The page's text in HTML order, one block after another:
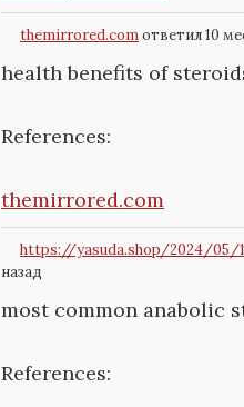
themirrored.comответил 10
health benefits of
References:
themirrored.com
https://yasuda.shop/2024/05/
назад
most common anabolic
References: